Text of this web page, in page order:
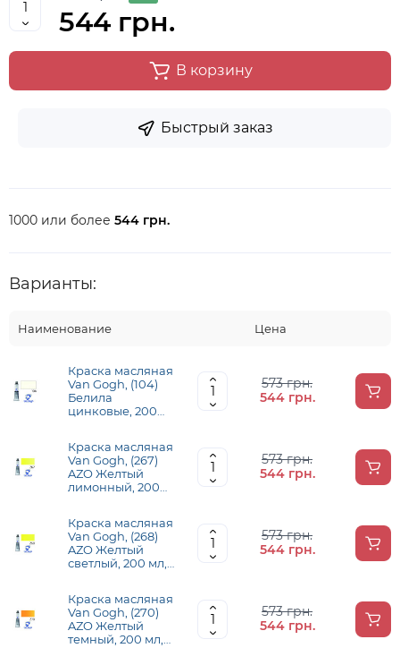
544 грн.
В корзину
Быстрый заказ
1000 или более 544 грн.
Варианты:
Наименование Цена
Краска масляная
Van Gogh, (104)
Белила
цинковые, 200
573 грн.
544 грн.
Краска масляная
Van Gogh, (267)
AZO Желтый
лимонный, 200
573 грн.
544 грн.
Краска масляная
Van Gogh, (268)
AZO Желтый
светлый, 200 мл,
573 грн.
544 грн.
Краска масляная
Van Gogh, (270)
AZO Желтый
темный, 200 мл,
573 грн.
544 грн.